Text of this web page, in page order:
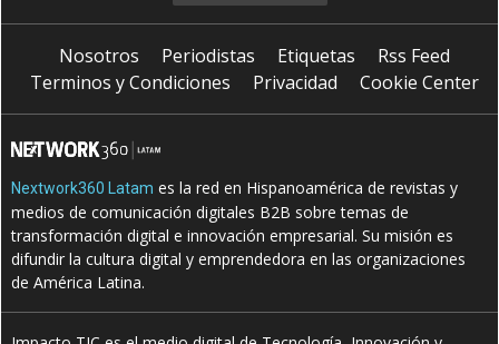
Nosotros Periodistas Etiquetas
Rss Feed
Terminos y Condiciones
Privacidad Cookie Center
Nextwork360 Latam es la red en Hispanoamérica de revistas y
medios de comunicación digitales B2B sobre temas de
transformación digital e innovación empresarial. Su misión es
difundir la cultura digital y emprendedora en las organizaciones
de América Latina.